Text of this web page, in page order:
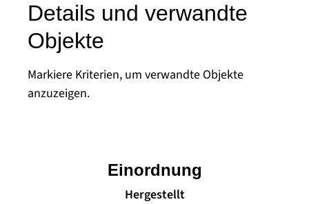
Details und verwandte
Objekte
Markiere Kriterien, um verwandte Objekte
anzuzeigen.
Hergestellt
Einordnung